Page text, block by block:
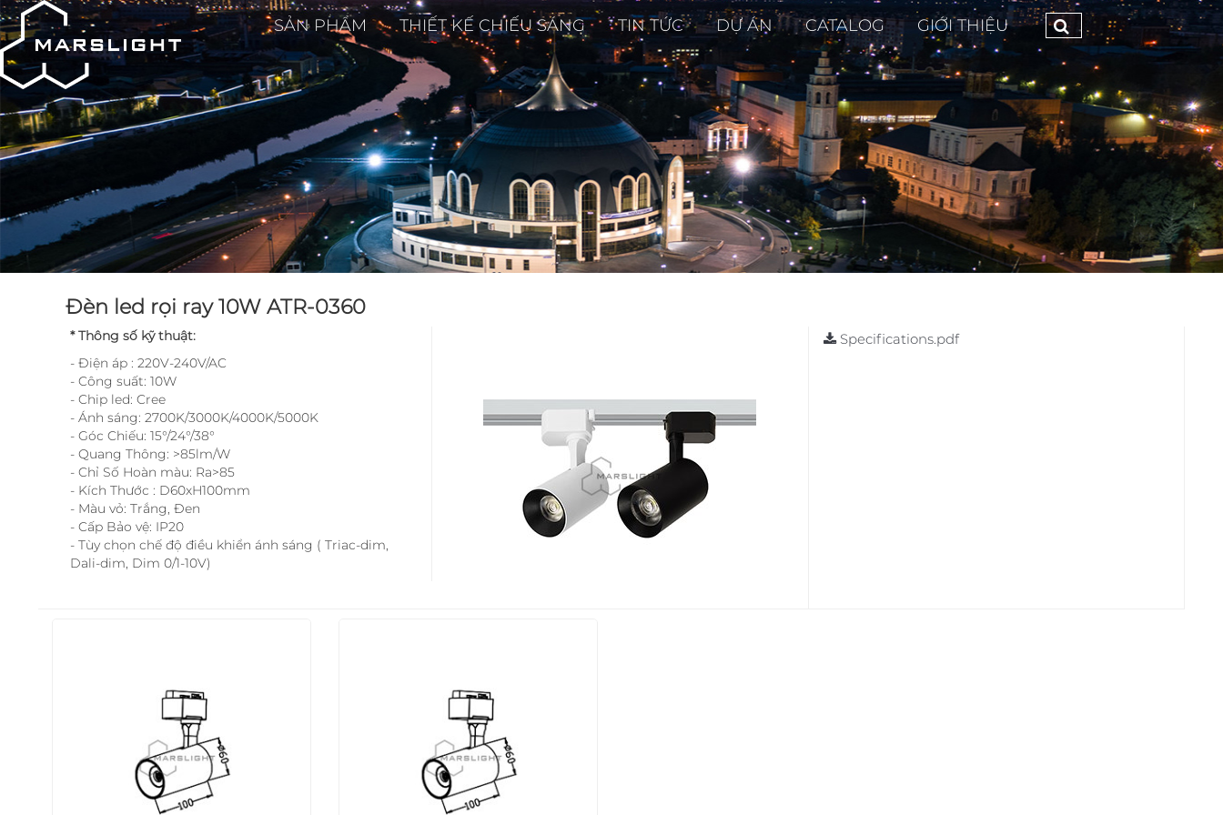
SẢN PHẨM THIẾT KẾ CHIẾU SÁNG TIN TỨC DỰ ÁN CATALOG GIỚI THIỆU
Đèn led rọi ray 10W ATR-0360
* Thông số kỹ thuật:
- Điện áp : 220V-240V/AC
- Công suất: 10W
- Chip led: Cree
- Ánh sáng: 2700K/3000K/4000K/5000K
- Góc Chiếu: 15°/24°/38°
- Quang Thông: >85lm/W
- Chỉ Số Hoàn màu: Ra>85
- Kích Thước : D60xH100mm
- Màu vỏ: Trắng, Đen
- Cấp Bảo vệ: IP20
- Tùy chọn chế độ điều khiển ánh sáng ( Triac-dim,
Dali-dim, Dim 0/1-10V)
Specifications.pdf